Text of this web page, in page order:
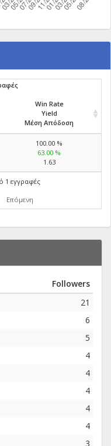
Win Rate
Yield
Μέση Απόδοση
100.00 %
63.00 %
1.63
1 εγγραφές
Επόμενη
Followers
21
6
5
4
4
4
4
4
3